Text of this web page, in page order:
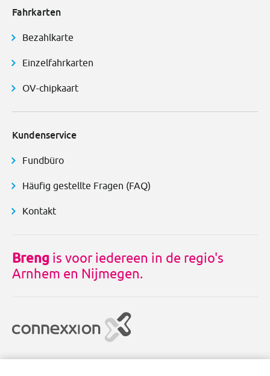
Fahrkarten
Bezahlkarte
Einzelfahrkarten
OV-chipkaart
Kundenservice
Fundbüro
Häufig gestellte Fragen (FAQ)
Kontakt
Breng is voor iedereen in de regio's
Arnhem en Nijmegen.